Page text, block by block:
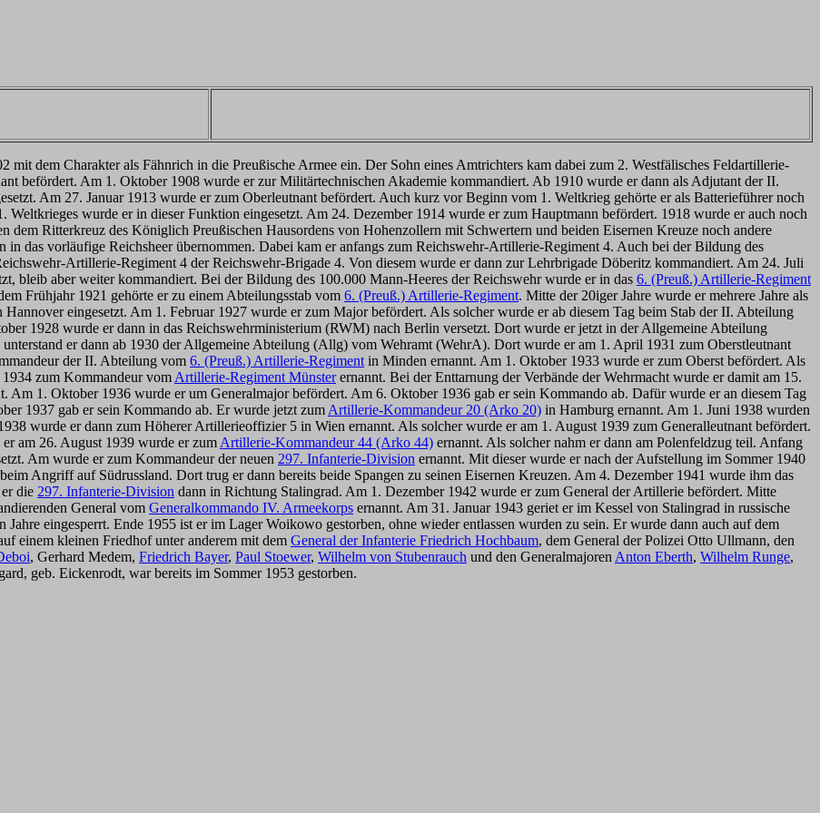
dem Charakter als Fähnrich in die Preußische Armee ein. Der Sohn eines Amtrichters kam dabei zum 2. Westfälisches Feldartillerie-
befördert. Am 1. Oktober 1908 wurde er zur Militärtechnischen Akademie kommandiert. Ab 1910 wurde er dann als Adjutant der II.
Am 27. Januar 1913 wurde er zum Oberleutnant befördert. Auch kurz vor Beginn vom 1. Weltkrieg gehörte er als Batterieführer noch
wurde er in dieser Funktion eingesetzt. Am 24. Dezember 1914 wurde er zum Hauptmann befördert. 1918 wurde er auch noch
Ritterkreuz des Königlich Preußischen Hausordens von Hohenzollern mit Schwertern und beiden Eisernen Kreuze noch andere
das vorläufige Reichsheer übernommen. Dabei kam er anfangs zum Reichswehr-Artillerie-Regiment 4. Auch bei der Bildung des
Artillerie-Regiment 4 der Reichswehr-Brigade 4. Von diesem wurde er dann zur Lehrbrigade Döberitz kommandiert. Am 24. Juli
bleib aber weiter kommandiert. Bei der Bildung des 100.000 Mann-Heeres der Reichswehr wurde er in das 6. (Preuß.) Artillerie-Regiment
Frühjahr 1921 gehörte er zu einem Abteilungsstab vom 6. (Preuß.) Artillerie-Regiment. Mitte der 20iger Jahre wurde er mehrere Jahre als
Hannover eingesetzt. Am 1. Februar 1927 wurde er zum Major befördert. Als solcher wurde er ab diesem Tag beim Stab der II. Abteilung
1928 wurde er dann in das Reichswehrministerium (RWM) nach Berlin versetzt. Dort wurde er jetzt in der Allgemeine Abteilung
er dann ab 1930 der Allgemeine Abteilung (Allg) vom Wehramt (WehrA). Dort wurde er am 1. April 1931 zum Oberstleutnant
der II. Abteilung vom 6. (Preuß.) Artillerie-Regiment in Minden ernannt. Am 1. Oktober 1933 wurde er zum Oberst befördert. Als
zum Kommandeur vom Artillerie-Regiment Münsterernannt. Bei der Enttarnung der Verbände der Wehrmacht wurde er damit am 15.
Am 1. Oktober 1936 wurde er um Generalmajor befördert. Am 6. Oktober 1936 gab er sein Kommando ab. Dafür wurde er an diesem Tag
1937 gab er sein Kommando ab. Er wurde jetzt zum Artillerie-Kommandeur 20 (Arko 20) in Hamburg ernannt. Am 1. Juni 1938 wurden
wurde er dann zum Höherer Artillerieoffizier 5 in Wien ernannt. Als solcher wurde er am 1. August 1939 zum Generalleutnant befördert.
am 26. August 1939 wurde er zum Artillerie-Kommandeur 44 (Arko 44) ernannt. Als solcher nahm er dann am Polenfeldzug teil. Anfang
Am wurde er zum Kommandeur der neuen 297. Infanterie-Division ernannt. Mit dieser wurde er nach der Aufstellung im Sommer 1940
Angriff auf Südrussland. Dort trug er dann bereits beide Spangen zu seinen Eisernen Kreuzen. Am 4. Dezember 1941 wurde ihm das
die 297. Infanterie-Division dann in Richtung Stalingrad. Am 1. Dezember 1942 wurde er zum General der Artillerie befördert. Mitte
General vom Generalkommando IV. Armeekorps ernannt. Am 31. Januar 1943 geriet er im Kessel von Stalingrad in russische
eingesperrt. Ende 1955 ist er im Lager Woikowo gestorben, ohne wieder entlassen wurden zu sein. Er wurde dann auch auf dem
einem kleinen Friedhof unter anderem mit dem General der Infanterie Friedrich Hochbaum, dem General der Polizei Otto Ullmann, den
, Gerhard Medem, Friedrich Bayer, Paul Stoewer, Wilhelm von Stubenrauch und den Generalmajoren Anton Eberth, Wilhelm Runge,
geb. Eickenrodt, war bereits im Sommer 1953 gestorben.